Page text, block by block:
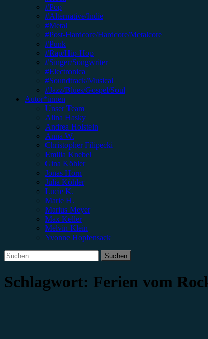
#Pop
#Alternative/Indie
#Metal
#Post-Hardcore/Hardcore/Metalcore
#Punk
#Rap/Hip-Hop
#Singer/Songwriter
#Electronica
#Soundtrack/Musical
#Jazz/Blues/Gospel/Soul
Autor*innen
Unser Team
Alina Hasky
Andrea Holstein
Anna W.
Christopher Filipecki
Emilia Knebel
Gina Köhler
Jonas Horn
Julia Köhler
Lucie K.
Marie H.
Marius Meyer
Max Keller
Melvin Klein
Yvonne Hopfensack
Suchen
nach:
Schlagwort: Ferien vom